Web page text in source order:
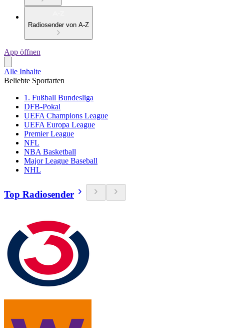
Radiosender von A-Z
App öffnen
Alle Inhalte
Beliebte Sportarten
1. Fußball Bundesliga
DFB-Pokal
UEFA Champions League
UEFA Europa League
Premier League
NFL
NBA Basketball
Major League Baseball
NHL
Top Radiosender